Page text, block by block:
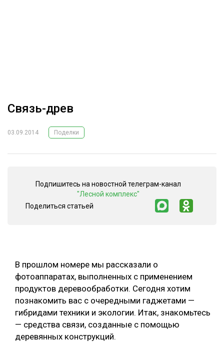
ЛЕСОВОССТАНОВЛЕНИЕ И ЗАЩИТА
ЛОГИСТИКА
КОМПЛЕКСНАЯ ПЕРЕРАБОТКА
СОРТИРОВКА ДРЕВЕСИНЫ
СУШКА ДРЕВЕСИНЫ
МЕБЕЛЬНОЕ ПРОИЗВОДСТВО
ТЕМАТИЧЕСКИЕ ПРОЕКТЫ
Связь-древ
03.09.2014 Поделки
В прошлом номере мы рассказали о
фотоаппаратах, выполненных с применением
продуктов деревообработки. Сегодня хотим
познакомить вас с очередными гаджетами —
гибридами техники и экологии. Итак, знакомьтесь
— средства связи, созданные с помощью
деревянных конструкций.
Подпишитесь на новостной телеграм-канал
"Лесной комплекс"
Поделиться статьей